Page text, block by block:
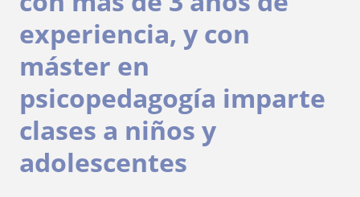
experiencia, y con
máster en
psicopedagogía imparte
clases a niños y
adolescentes